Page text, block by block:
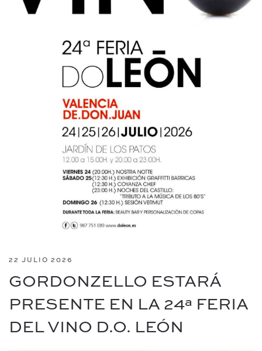
22 JULIO 2026
GORDONZELLO ESTARÁ
PRESENTE EN LA 24ª FERIA
DEL VINO D.O. LEÓN